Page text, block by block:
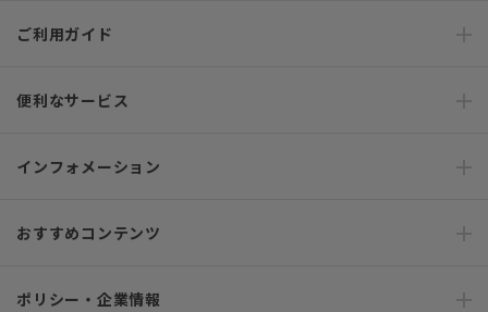
ご利用ガイド
便利なサービス
インフォメーション
おすすめコンテンツ
ポリシー・企業情報